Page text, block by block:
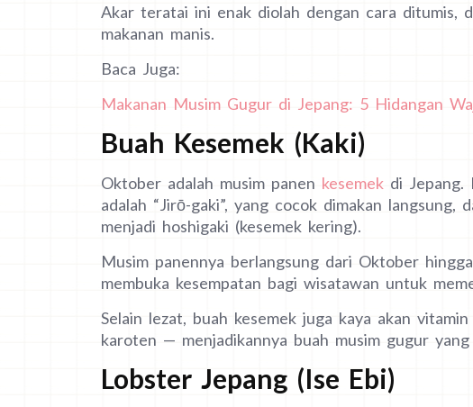
Akar teratai ini enak diolah dengan cara ditumis,
makanan manis.
Baca Juga:
Makanan Musim Gugur di Jepang: 5 Hidangan
Buah Kesemek (Kaki)
Oktober adalah musim panen kesemek di Jepang.
adalah “Jirō-gaki”, yang cocok dimakan langsung,
menjadi hoshigaki (kesemek kering).
Musim panennya berlangsung dari Oktober
membuka kesempatan bagi wisatawan untuk
Selain lezat, buah kesemek juga kaya akan
karoten — menjadikannya buah musim gugur
Lobster Jepang (Ise Ebi)